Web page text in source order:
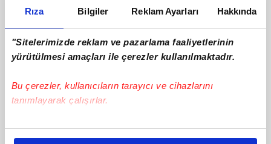
Rıza Bilgiler Reklam Ayarları Hakkında
"Sitelerimizde reklam ve pazarlama faaliyetlerinin
yürütülmesi amaçları ile çerezler kullanılmaktadır.
Bu çerezler, kullanıcıların tarayıcı ve cihazlarını
tanımlayarak çalışırlar.
Bu çerezlere izin vermeniz halinde sizlere özel